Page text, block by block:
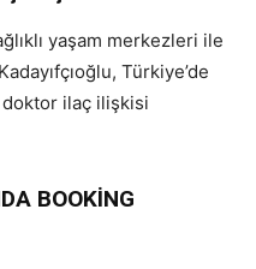
yaşam merkezleri ile
Türkiye’de
doktor ilaç ilişkisi
BOOKİNG